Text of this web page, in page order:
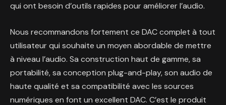
qui ont besoin d’outils rapides pour améliorer l’audio.
Nous recommandons fortement ce DAC complet à tout
utilisateur qui souhaite un moyen abordable de mettre
à niveau l’audio. Sa construction haut de gamme, sa
portabilité, sa conception plug-and-play, son audio de
haute qualité et sa compatibilité avec les sources
numériques en font un excellent DAC. C’est le produit